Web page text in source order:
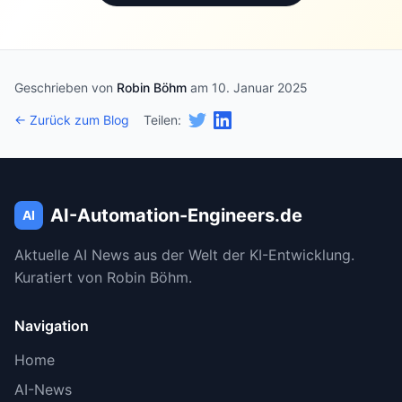
Frame-Kompression und Pooling”
Quelle: AI2 Molmo 2 Tech Report
Grund : Exakte Token-Zahl nicht in offiziellen
~3725):
✨ Ergänzt: “(Quelle: AI2 eigene Benchmarks)”
Herkunft
✅ Verifizierte technische Fakten:
Geschrieben von Robin Böhm am 10. Januar 2025
← Zurück zum Blog Teilen:
AI AI-Automation-Engineers.de
Aktuelle AI News aus der Welt der KI-Entwicklung.
Kuratiert von Robin Böhm.
Navigation
Home
AI-News